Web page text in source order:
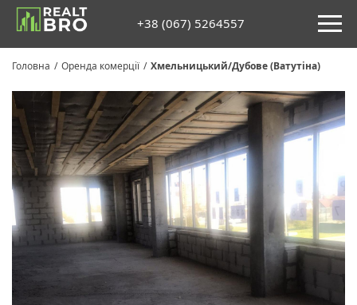
+38 (067) 5264557
Головна / Оренда комерції / Хмельницький/Дубове (Ватутіна)